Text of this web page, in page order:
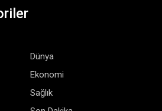
Dünya
Ekonomi
Sağlık